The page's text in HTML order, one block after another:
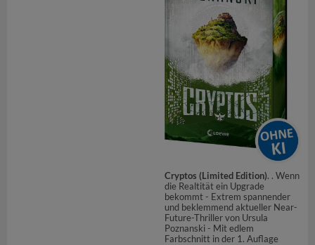
Cryptos (Limited Edition). . Wenn
die Realtität ein Upgrade
bekommt - Extrem spannender
und beklemmend aktueller Near-
Future-Thriller von Ursula
Poznanski - Mit edlem
Farbschnitt in der 1. Auflage